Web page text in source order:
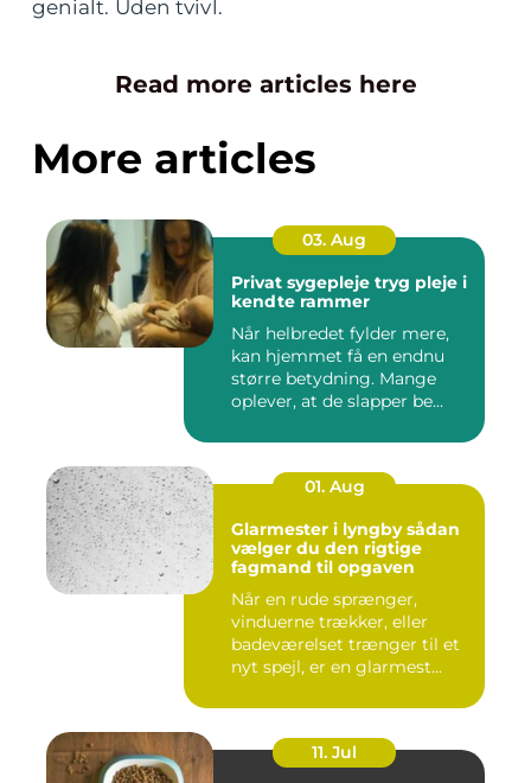
genialt. Uden tvivl.
Read more articles here
More articles
03. Aug
Privat sygepleje tryg pleje i
kendte rammer
Når helbredet fylder mere,
kan hjemmet få en endnu
større betydning. Mange
oplever, at de slapper be...
01. Aug
Glarmester i lyngby sådan
vælger du den rigtige
fagmand til opgaven
Når en rude sprænger,
vinduerne trækker, eller
badeværelset trænger til et
nyt spejl, er en glarmest...
11. Jul